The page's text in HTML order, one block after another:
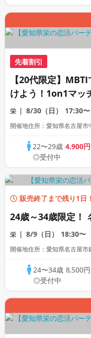
先着割引
【20代限定】
けよう！1on1マッ
栄 8/30（日） 17:30〜
開催地住所：愛知県名古屋市
22〜29歳4,900円
◎受付中
販売終了まで残り1日！
24歳～34歳限定！
栄 8/9（日） 18:30〜
開催地住所：愛知県名古屋
24〜34歳 8,500円
◎受付中